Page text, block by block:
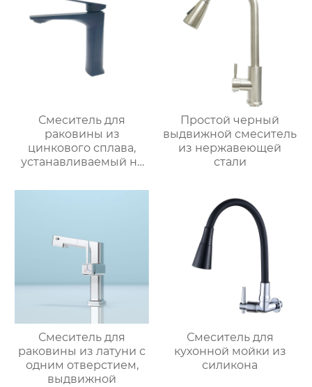
Смеситель для
раковины из
цинкового сплава,
устанавливаемый на
Простой черный
выдвижной смеситель
из нержавеющей
стали
Смеситель для
раковины из латуни с
одним отверстием,
выдвижной
Смеситель для
кухонной мойки из
силикона